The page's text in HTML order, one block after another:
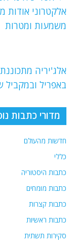
A
p
ra
m
אלקטרוני אודות
משמעות ומטרות
באפריל ובמקביל
מדורי כתבות
חדשות מהעולם
כללי
כתבות היסטוריה
כתבות מומחים
כתבות קצרות
כתבות ראשיות
סקירות תשתית